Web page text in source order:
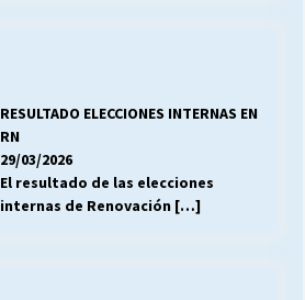
RESULTADO ELECCIONES INTERNAS EN
RN
29/03/2026
El resultado de las elecciones
internas de Renovación […]